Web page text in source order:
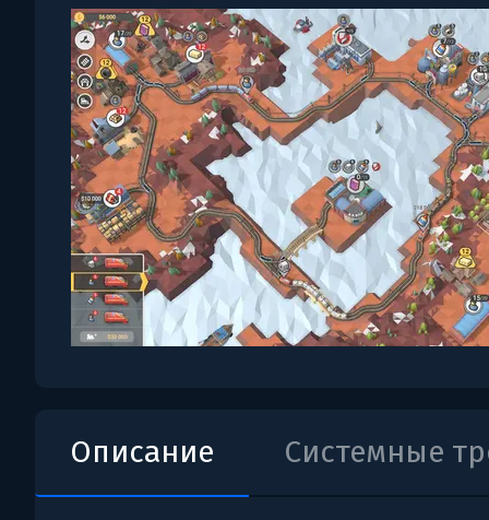
Описание Системные